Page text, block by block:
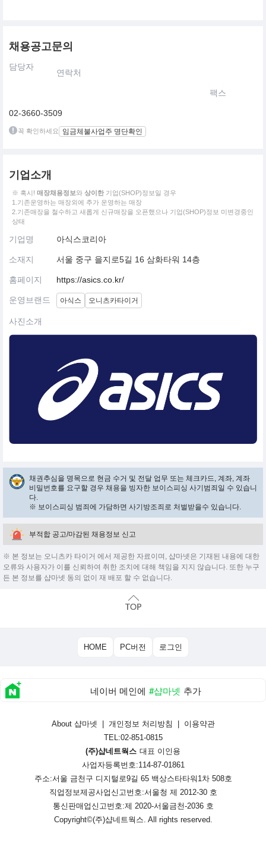
채용공고문의
담당자
연락처
팩스
02-3660-3509
꼭 확인하세요 임금체불사업주 명단확인
기업소개
※ 혹시! 매장채용정보와 상이한 기업(SHOP)정보일 경우
1.기존운영하는 매장외에 추가 운영하는 매장
2.기존매장을 철수하고 새롭게 신규매장을 오픈했으나 기업(SHOP)정보 미변경중인
상태
기업명 아식스코리아
소재지 서울 중구 을지로5길 16 삼화타워 14층
홈페이지 https://asics.co.kr/
운영브랜드 아식스 오니츠카타이거
사진소개
채권추심을 명목으로 현금 수거 및 전달 업무 또는 체크카드, 계좌, 계좌
비밀번호를 요구할 경우 채용을 빙자한 보이스피싱 사기범죄일 수 있습니
다.
※ 보이스피싱 범죄에 가담하면 사기방조죄로 처벌받을수 있습니다.
부적합 공고/마감된 채용정보 신고
※ 본 정보는 오니츠카 타이거 에서 제공한 자료이며, 샵마넷은 기재된 내용에 대한
오류와 사용자가 이를 신뢰하여 취한 조치에 대해 책임을 지지 않습니다. 또한 누구
든 본 정보를 샵마넷 동의 없이 재 배포 할 수 없습니다.
HOME PC버전 로그인
네이버 메인에 #샵마넷 추가
About 샵마넷 개인정보 처리방침
이용약관
TEL:02-851-0815
(주)샵네트웍스 대표 이인용
사업자등록번호:114-87-01861
주소:서울 금천구 디지털로9길 65 백상스타타워1차 508호
직업정보제공사업신고번호:서울청 제 2012-30 호
통신판매업신고번호:제 2020-서울금천-2036 호
Copyright©(주)샵네트웍스. All rights reserved.